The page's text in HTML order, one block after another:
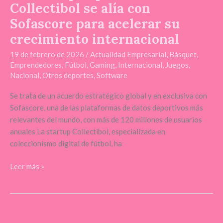
Collectibol se alía con
Sofascore para acelerar su
crecimiento internacional
19 de febrero de 2026 /Actualidad Empresarial, Básquet,
Emprendedores, Fútbol,Gaming, Internacional, Juegos,
Nacional,Otros deportes,Software
Se trata de un acuerdo estratégico global y en exclusiva con
Sofascore, una de las plataformas de datos deportivos más
relevantes del mundo, con más de 120 millones de usuarios
anuales La startup Collectibol, especializada en
coleccionismo digital de fútbol, ha
internacional
Leer más »